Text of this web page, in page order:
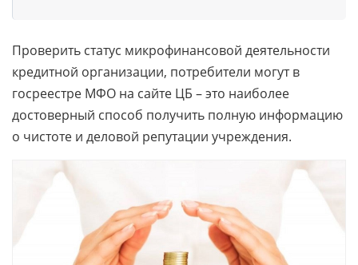
Проверить статус микрофинансовой деятельности
кредитной организации, потребители могут в
госреестре МФО на сайте ЦБ – это наиболее
достоверный способ получить полную информацию
о чистоте и деловой репутации учреждения.